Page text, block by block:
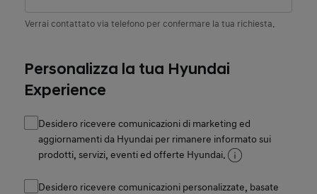
Verrai contattato via telefono per confermare la tua richiesta.
Personalizza la tua Hyundai
Experience
Desidero ricevere comunicazioni di marketing ed
aggiornamenti da Hyundai per rimanere informato sui
prodotti, servizi, eventi ed offerte Hyundai.
Desidero ricevere comunicazioni personalizzate, basate